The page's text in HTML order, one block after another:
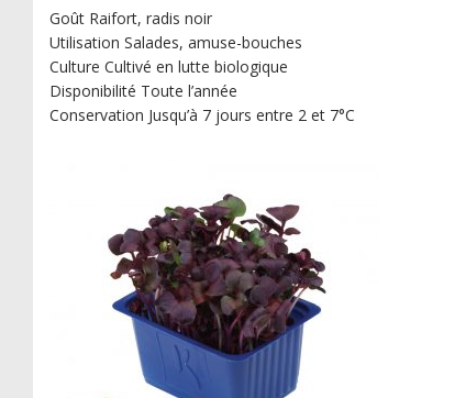
Goût Raifort, radis noir
Utilisation Salades, amuse-bouches
Culture Cultivé en lutte biologique
Disponibilité Toute l’année
Conservation Jusqu’à 7 jours entre 2 et 7°C